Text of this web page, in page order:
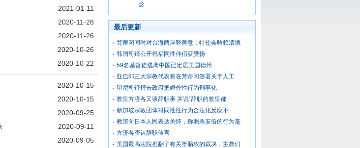
2021-01-11
2020-11-28
2020-11-26
2020-10-26
2020-10-22
2020-10-15
2020-10-15
2020-09-25
2020-09-11
2020-09-05
念
最后更新
梵蒂冈同时对台海两岸释善意：特使会晤赖清德
韩国司铎公开祝福同性伴侣获赞扬
59名基督徒逃离中国已定居美国德州
亚巴郎三大宗教代表将在梵蒂冈签署关于人工
印尼司铎抨击政府把婚外性行为刑事化
教皇方济各又谈辞职事 并说“辞职的教皇都
新加坡宗教团体对同性性行为合法化反应不一
教宗向日本人民表达关怀，称刺杀安倍的行为毫
方济各否认辞职传言
美国最高法院推翻了有关堕胎权的裁决，主教们